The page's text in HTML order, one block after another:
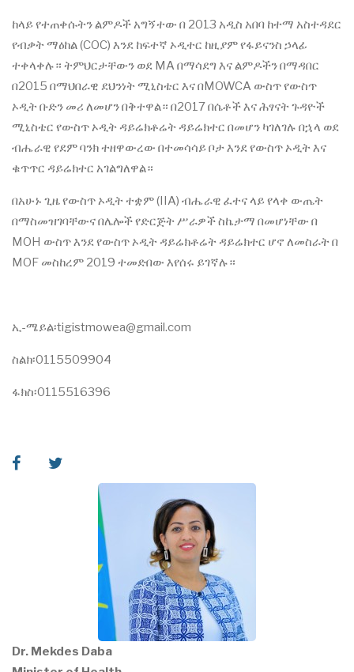
ከላይ የተጠቀሱትን ልምዶች አግኝተው በ 2013 አዲስ አበባ ከተማ አስተዳደር
የብቃት ማዕከል (COC) እንደ ከፍተኛ ኦዲተር ከዚያም የፋይናንስ ኃላፊ
ተቀላቀሉ። ትምህርታቸውን ወደ MA በማሳደግ እና ልምዶችን በማዳበር
በ2015 በማህበራዊ ደህንነት ሚኒስቴር እና በMOWCA ውስጥ የውስጥ
ኦዲት ቡድን መሪ ለመሆን በቅተዋል። በ2017 በሴቶች እና ሕፃናት ጉዳዮች
ሚኒስቴር የውስጥ ኦዲት ዳይሬክቶሬት ዳይሬክተር በመሆን ካገለገሉ በኋላ ወደ
ብሔራዊ የደም ባንክ ተዘዋውረው በተመሳሳይ ቦታ እንደ የውስጥ ኦዲት እና
ቁጥጥር ዳይሬክተር አገልግለዋል።
በአሁኑ ጊዜ የውስጥ ኦዲት ተቋም (IIA) ብሔራዊ ፈተና ላይ የላቀ ውጤት
በማስመዝገባቸውና በሌሎች የድርጅት ሥራዎች ስኬታማ በመሆነቸው በ
MOH ውስጥ እንደ የውስጥ ኦዲት ዳይሬክቶሬት ዳይሬክተር ሆኖ ለመስራት በ
MOF መስከረም 2019 ተመድበው እየሰሩ ይገኛሉ።
ኢ-ሜይል፡tigistmowea@gmail.com
ስልክ፡0115509904
ፋክስ፡0115516396
facebook
Dr. Mekdes Daba